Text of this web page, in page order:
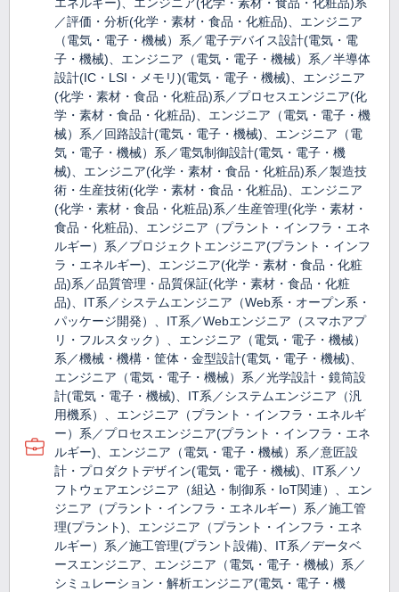
エネルギー)、エンジニア(化学・素材・食品・化粧品)系
／評価・分析(化学・素材・食品・化粧品)、エンジニア
（電気・電子・機械）系／電子デバイス設計(電気・電
子・機械)、エンジニア（電気・電子・機械）系／半導体
設計(IC・LSI・メモリ)(電気・電子・機械)、エンジニア
(化学・素材・食品・化粧品)系／プロセスエンジニア(化
学・素材・食品・化粧品)、エンジニア（電気・電子・機
械）系／回路設計(電気・電子・機械)、エンジニア（電
気・電子・機械）系／電気制御設計(電気・電子・機
械)、エンジニア(化学・素材・食品・化粧品)系／製造技
術・生産技術(化学・素材・食品・化粧品)、エンジニア
(化学・素材・食品・化粧品)系／生産管理(化学・素材・
食品・化粧品)、エンジニア（プラント・インフラ・エネ
ルギー）系／プロジェクトエンジニア(プラント・インフ
ラ・エネルギー)、エンジニア(化学・素材・食品・化粧
品)系／品質管理・品質保証(化学・素材・食品・化粧
品)、IT系／システムエンジニア（Web系・オープン系・
パッケージ開発）、IT系／Webエンジニア（スマホアプ
リ・フルスタック）、エンジニア（電気・電子・機械）
系／機械・機構・筐体・金型設計(電気・電子・機械)、
エンジニア（電気・電子・機械）系／光学設計・鏡筒設
計(電気・電子・機械)、IT系／システムエンジニア（汎
用機系）、エンジニア（プラント・インフラ・エネルギ
ー）系／プロセスエンジニア(プラント・インフラ・エネ
ルギー)、エンジニア（電気・電子・機械）系／意匠設
計・プロダクトデザイン(電気・電子・機械)、IT系／ソ
フトウェアエンジニア（組込・制御系・IoT関連）、エン
ジニア（プラント・インフラ・エネルギー）系／施工管
理(プラント)、エンジニア（プラント・インフラ・エネ
ルギー）系／施工管理(プラント設備)、IT系／データベ
ースエンジニア、エンジニア（電気・電子・機械）系／
シミュレーション・解析エンジニア(電気・電子・機